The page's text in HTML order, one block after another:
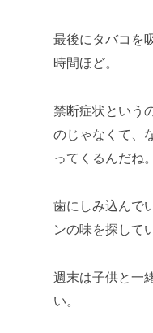
最後にタバコを
時間ほど。
禁断症状という
のじゃなくて、
ってくるんだね。
歯にしみ込んで
ンの味を探して
週末は子供と一
い。